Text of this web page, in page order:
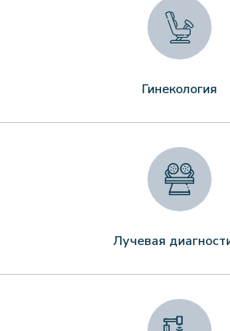
Гинекология
Лучевая